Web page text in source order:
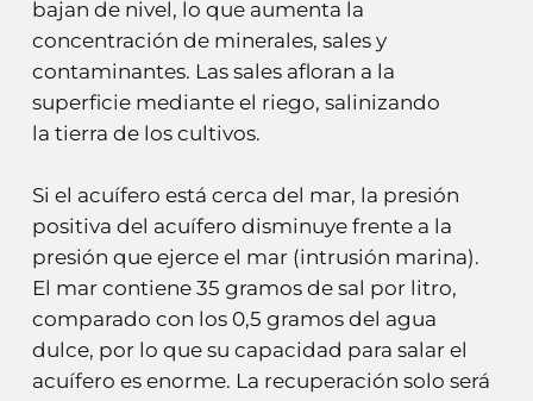
bajan de nivel, lo que aumenta la
concentración de minerales, sales y
contaminantes. Las sales afloran a la
superficie mediante el riego, salinizando
la tierra de los cultivos.
Si el acuífero está cerca del mar, la presión
positiva del acuífero disminuye frente a la
presión que ejerce el mar (intrusión marina).
El mar contiene 35 gramos de sal por litro,
comparado con los 0,5 gramos del agua
dulce, por lo que su capacidad para salar el
acuífero es enorme. La recuperación solo será